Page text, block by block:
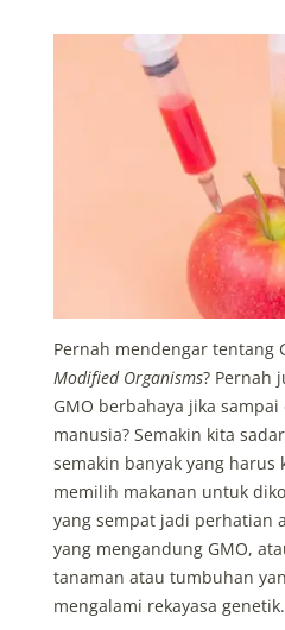
Pernah mendengar tentang
Modified Organisms? Pernah
GMO berbahaya jika
manusia? Semakin kita
semakin banyak yang harus
memilih makanan untuk
yang sempat jadi perhatian
yang mengandung GMO,
tanaman atau tumbuhan
mengalami rekayasa genetik.